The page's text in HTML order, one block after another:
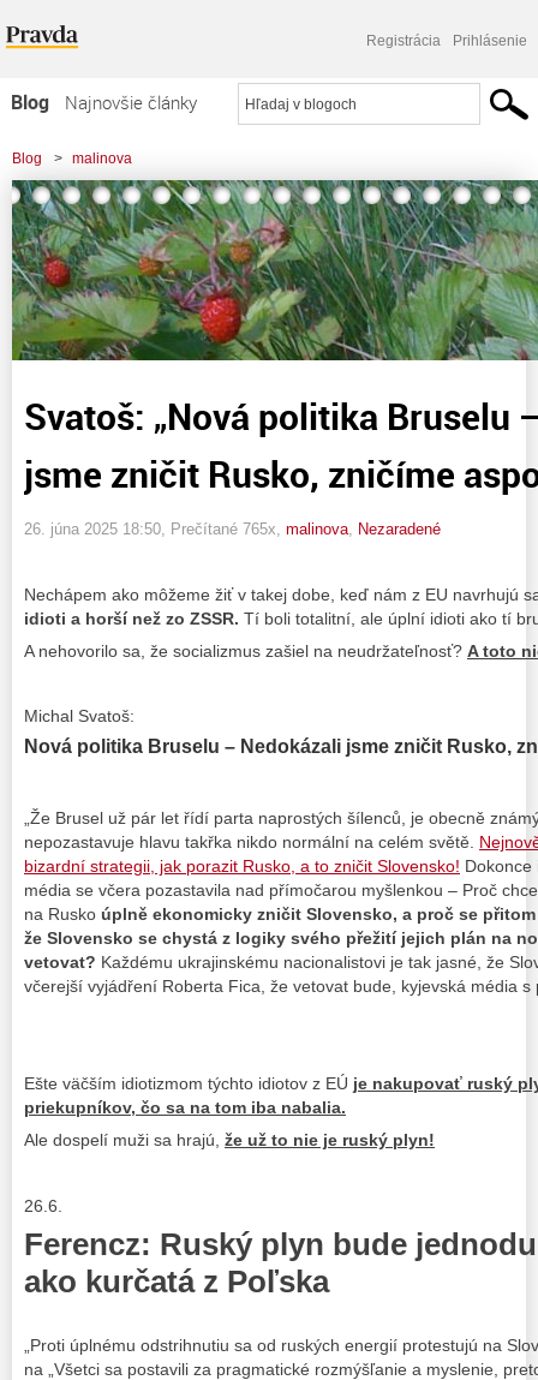
Registrácia Prihlásenie
Blog
Najnovšie články
Najčítanejšie články
Najkomentovanejšie články
Zoznam blogov
Komerčné blogy
Blog > malinova
> Svatoš: "Nová politika Bruselu – Nedokázali jsme zničit Rusko, zničíme aspoň
Slovensko!
Svatoš: „Nová politika Bruselu
jsme zničit Rusko, zničíme
26. júna 2025 18:50 , Prečítané 765x, malinova Nezaradené
Nechápem ako môžeme žiť v takej dobe, keď nám z EU navrhujú
idioti a horší než zo ZSSR. Tí boli totalitní, ale úplní idioti ako tí
A nehovorilo sa, že socializmus zašiel na neudržateľnosť? A toto
Michal Svatoš:
Nová politika Bruselu – Nedokázali jsme zničit Rusko,
„Že Brusel už pár let řídí parta naprostých šílenců, je obecně
nepozastavuje hlavu takřka nikdo normální na celém světě.
bizardní strategii, jak porazit Rusko, a to zničit Slovensko! Dokonce
média se včera pozastavila nad přímočarou myšlenkou – Proč
na Rusko úplně ekonomicky zničit Slovensko, a proč se
že Slovensko se chystá z logiky svého přežití jejich plán na
vetovat? Každému ukrajinskému nacionalistovi je tak jasné, že
včerejší vyjádření Roberta Fica, že vetovat bude, kyjevská média s
Ešte väčším idiotizmom týchto idiotov z EÚ je nakupovať ruský
priekupníkov, čo sa na tom iba nabalia.
Ale dospelí muži sa hrajú, že už to nie je ruský plyn!
26.6.
Ferencz: Ruský plyn bude
ako kurčatá z Poľska
„Proti úplnému odstrihnutiu sa od ruských energií protestujú na
na „Všetci sa postavili za pragmatické rozmýšľanie a myslenie,